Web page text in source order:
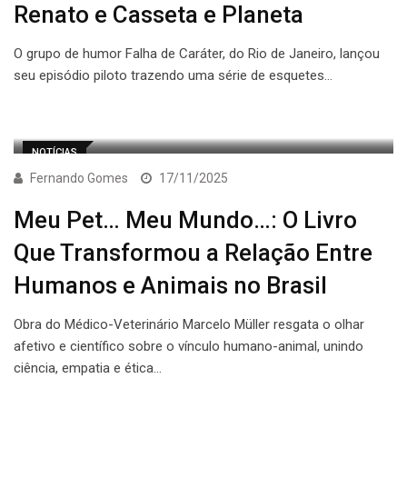
Renato e Casseta e Planeta
O grupo de humor Falha de Caráter, do Rio de Janeiro, lançou
seu episódio piloto trazendo uma série de esquetes…
NOTÍCIAS
Fernando Gomes 17/11/2025
Meu Pet… Meu Mundo…: O Livro
Que Transformou a Relação Entre
Humanos e Animais no Brasil
Obra do Médico-Veterinário Marcelo Müller resgata o olhar
afetivo e científico sobre o vínculo humano-animal, unindo
ciência, empatia e ética…